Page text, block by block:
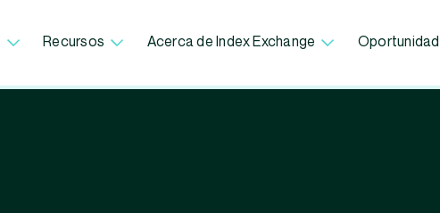
Recursos Acerca de Index Exchange